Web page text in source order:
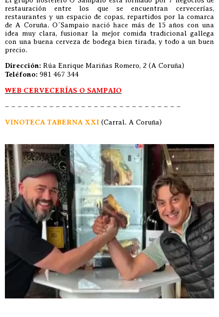
restauración entre los que se encuentran cervecerías,
restaurantes y un espacio de copas, repartidos por la comarca
de A Coruña. O´Sampaio nació hace más de 15 años con una
idea muy clara, fusionar la mejor comida tradicional gallega
con una buena cerveza de bodega bien tirada, y todo a un buen
precio.
Dirección: Rúa Enrique Mariñas Romero, 2 (A Coruña)
Teléfono: 981 467 344
WEB CERVECERÍAS O SAMPAIO
– – – – – – – – – – – – – – – – – – – – – – – – – – – –
VINOTECA TABERNA XXI (Carral. A Coruña)